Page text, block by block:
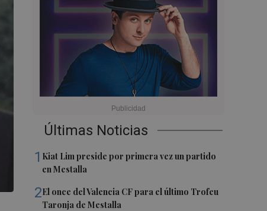
Últimas Noticias
1 Kiat Lim preside por primera vez un partido
en Mestalla
2El once del Valencia CF para el último Trofeu
Taronja de Mestalla